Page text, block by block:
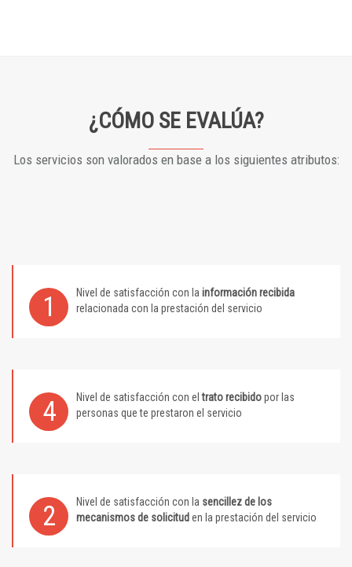
¿CÓMO SE EVALÚA?
Los servicios son valorados en base a los siguientes atributos:
1 Nivel de satisfacción con la información recibida
relacionada con la prestación del servicio
4 Nivel de satisfacción con eltrato recibidopor las
personas que te prestaron el servicio
2 Nivel de satisfacción con la sencillez de los
mecanismos de solicitud en la prestación del servicio